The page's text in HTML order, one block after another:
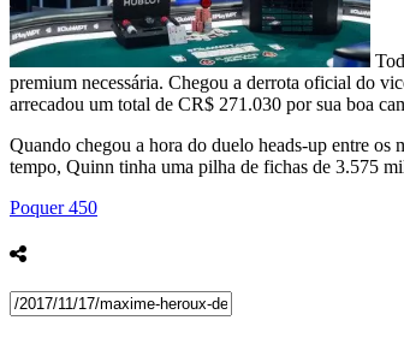
premium necessária. Chegou a derrota oficial do
arrecadou um total de CR$ 271.030 por sua boa
Quando chegou a hora do duelo heads-up entre
tempo, Quinn tinha uma pilha de fichas de 3.575
Poquer450